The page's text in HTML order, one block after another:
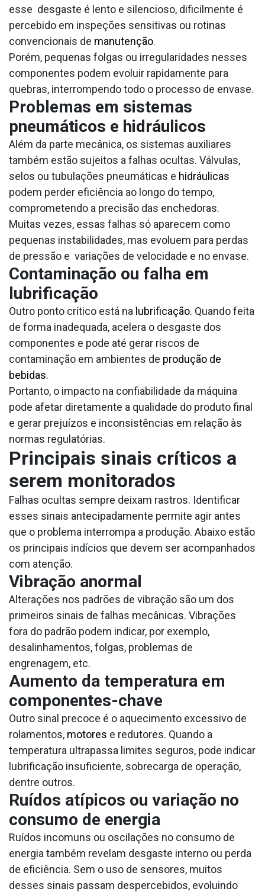
esse desgaste é lento e silencioso, dificilmente é
percebido em inspeções sensitivas ou rotinas
convencionais de manutenção.
Porém, pequenas folgas ou irregularidades nesses
componentes podem evoluir rapidamente para
quebras, interrompendo todo o processo de envase.
Problemas em sistemas
pneumáticos e hidráulicos
Além da parte mecânica, os sistemas auxiliares
também estão sujeitos a falhas ocultas. Válvulas,
selos ou tubulações pneumáticas e hidráulicas
podem perder eficiência ao longo do tempo,
comprometendo a precisão das enchedoras.
Muitas vezes, essas falhas só aparecem como
pequenas instabilidades, mas evoluem para perdas
de pressão e variações de velocidade e no envase.
Contaminação ou falha em
lubrificação
Outro ponto crítico está na lubrificação. Quando feita
de forma inadequada, acelera o desgaste dos
componentes e pode até gerar riscos de
contaminação em ambientes de produção de
bebidas.
Portanto, o impacto na confiabilidade da máquina
pode afetar diretamente a qualidade do produto final
e gerar prejuízos e inconsistências em relação às
normas regulatórias.
Principais sinais críticos a
serem monitorados
Falhas ocultas sempre deixam rastros. Identificar
esses sinais antecipadamente permite agir antes
que o problema interrompa a produção. Abaixo estão
os principais indícios que devem ser acompanhados
com atenção.
Vibração anormal
Alterações nos padrões de vibração são um dos
primeiros sinais de falhas mecânicas. Vibrações
fora do padrão podem indicar, por exemplo,
desalinhamentos, folgas, problemas de
engrenagem, etc.
Aumento da temperatura em
componentes-chave
Outro sinal precoce é o aquecimento excessivo de
rolamentos, motores e redutores. Quando a
temperatura ultrapassa limites seguros, pode indicar
lubrificação insuficiente, sobrecarga de operação,
dentre outros.
Ruídos atípicos ou variação no
consumo de energia
Ruídos incomuns ou oscilações no consumo de
energia também revelam desgaste interno ou perda
de eficiência. Sem o uso de sensores, muitos
desses sinais passam despercebidos, evoluindo